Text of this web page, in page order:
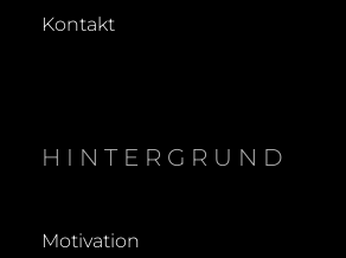
Kontakt
HINTERGRUND
Motivation